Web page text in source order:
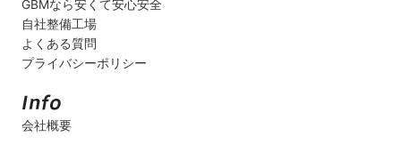
GBMなら安くて安心安全
自社整備工場
よくある質問
プライバシーポリシー
会社概要